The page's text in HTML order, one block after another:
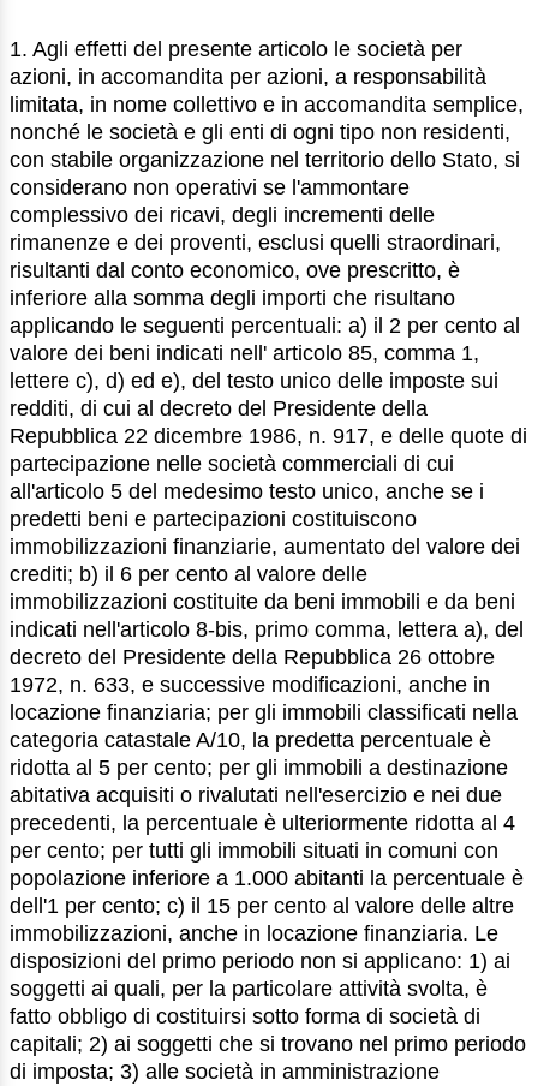
1. Agli effetti del presente articolo le società per
azioni, in accomandita per azioni, a responsabilità
limitata, in nome collettivo e in accomandita semplice,
nonché le società e gli enti di ogni tipo non residenti,
con stabile organizzazione nel territorio dello Stato, si
considerano non operativi se l'ammontare
complessivo dei ricavi, degli incrementi delle
rimanenze e dei proventi, esclusi quelli straordinari,
risultanti dal conto economico, ove prescritto, è
inferiore alla somma degli importi che risultano
applicando le seguenti percentuali: a) il 2 per cento al
valore dei beni indicati nell' articolo 85, comma 1,
lettere c), d) ed e), del testo unico delle imposte sui
redditi, di cui al decreto del Presidente della
Repubblica 22 dicembre 1986, n. 917, e delle quote di
partecipazione nelle società commerciali di cui
all'articolo 5 del medesimo testo unico, anche se i
predetti beni e partecipazioni costituiscono
immobilizzazioni finanziarie, aumentato del valore dei
crediti; b) il 6 per cento al valore delle
immobilizzazioni costituite da beni immobili e da beni
indicati nell'articolo 8-bis, primo comma, lettera a), del
decreto del Presidente della Repubblica 26 ottobre
1972, n. 633, e successive modificazioni, anche in
locazione finanziaria; per gli immobili classificati nella
categoria catastale A/10, la predetta percentuale è
ridotta al 5 per cento; per gli immobili a destinazione
abitativa acquisiti o rivalutati nell'esercizio e nei due
precedenti, la percentuale è ulteriormente ridotta al 4
per cento; per tutti gli immobili situati in comuni con
popolazione inferiore a 1.000 abitanti la percentuale è
dell'1 per cento; c) il 15 per cento al valore delle altre
immobilizzazioni, anche in locazione finanziaria. Le
disposizioni del primo periodo non si applicano: 1) ai
soggetti ai quali, per la particolare attività svolta, è
fatto obbligo di costituirsi sotto forma di società di
capitali; 2) ai soggetti che si trovano nel primo periodo
di imposta; 3) alle società in amministrazione